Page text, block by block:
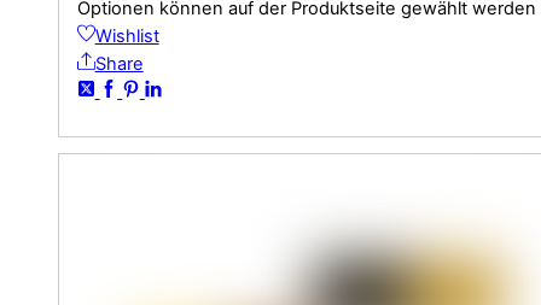
Optionen können auf der Produktseite gewählt werden
Wishlist
Share